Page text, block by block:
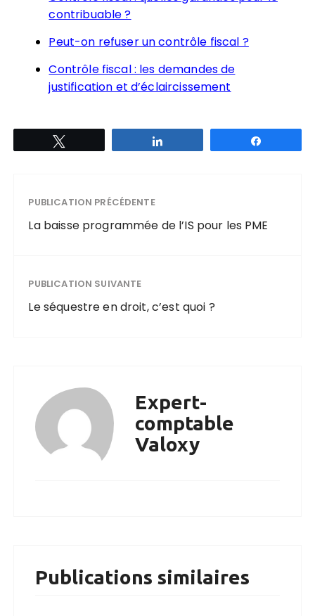
contribuable ?
Peut-on refuser un contrôle fiscal ?
Contrôle fiscal : les demandes de
justification et d’éclaircissement
PUBLICATION PRÉCÉDENTE
La baisse programmée de l’IS pour les PME
PUBLICATION SUIVANTE
Le séquestre en droit, c’est quoi ?
Expert-
comptable
Valoxy
Publications similaires